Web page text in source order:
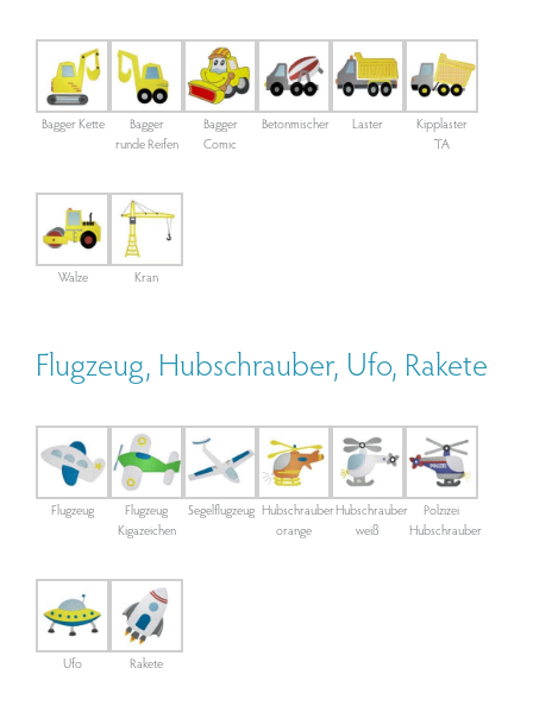
Bagger Kette
Bagger
runde Reifen
Bagger
Comic
Betonmischer Laster
Kipplaster
TA
Walze Kran
Flugzeug, Hubschrauber, Ufo, Rakete
Flugzeug
Flugzeug
Kigazeichen
Segelflugzeug Hubschrauber
orange
Hubschrauber
weiß
Polzizei
Hubschrauber
Ufo Rakete